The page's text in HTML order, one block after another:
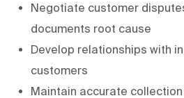
Negotiate customer
documents root cause
Develop relationships with
customers
Maintain accurate